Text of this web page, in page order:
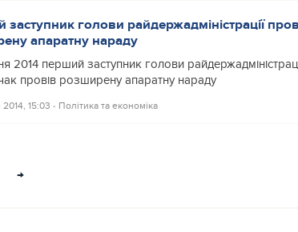
голови райдержадміністрації
апаратну нараду
2014 перший заступник голови
провів розширену апаратну нараду
15:03 ‐ Політика та економіка
→